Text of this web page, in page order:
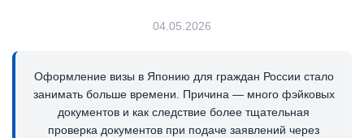
04.05.2026
Оформление визы в Японию для граждан России стало
занимать больше времени. Причина — много фэйковых
документов и как следствие более тщательная
проверка документов при подаче заявлений через